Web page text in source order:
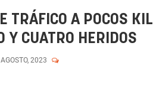
TRÁFICO A POCOS
Y CUATRO HERIDOS
2023